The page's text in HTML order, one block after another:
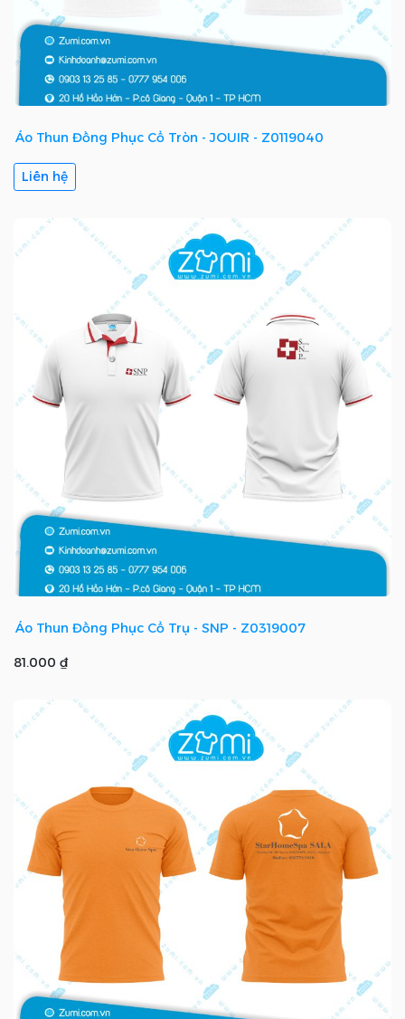
Áo Thun Đồng Phục Cổ Tròn - JOUIR - Z0119040
Liên hệ
Áo Thun Đồng Phục Cổ Trụ - SNP - Z0319007
81.000 ₫